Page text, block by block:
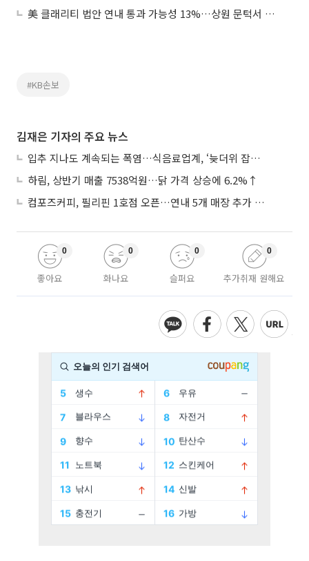
美 클래리티 법안 연내 통과 가능성 13%…상원 문턱서 제동
#KB손보
김재은 기자의 주요 뉴스
입추 지나도 계속되는 폭염…식음료업계, ‘늦더위 잡기’ 전력 투구
하림, 상반기 매출 7538억원…닭 가격 상승에 6.2%↑
컴포즈커피, 필리핀 1호점 오픈…연내 5개 매장 추가 출점
좋아요
0
화나요
0
슬퍼요
0
추가취재 원해요
0